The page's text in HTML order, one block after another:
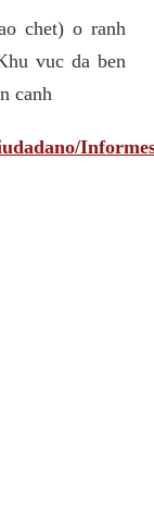
chet) o ranh
vuc da ben
canh